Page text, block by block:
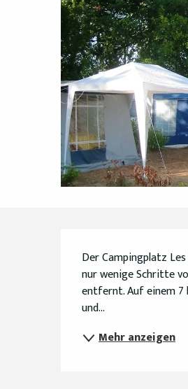
Der Campingplatz
nur wenige Schritte
entfernt. Auf einem 7
und...
Mehr anzeigen